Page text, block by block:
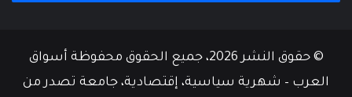
© حقوق النشر 2026، جميع الحقوق محفوظة أسواق
العرب – شهرية سياسية، إقتصادية، جامعة تصدر من